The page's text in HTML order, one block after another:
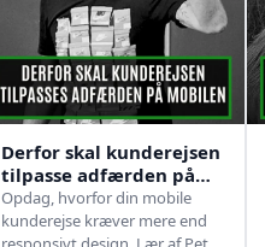
Derfor skal kunderejsen
tilpasse adfærden på
mobilen. Med Peter
Schjødt
Opdag, hvorfor din mobile
kunderejse kræver mere end